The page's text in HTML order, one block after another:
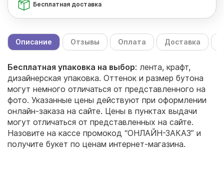
Бесплатная доставка
Описание Отзывы Оплата Доставка
Бесплатная упаковка на выбор: лента, крафт,
дизайнерская упаковка. Оттенок и размер бутона
могут немного отличаться от представленного на
фото. Указанные цены действуют при оформлении
онлайн-заказа на сайте. Цены в пунктах выдачи
могут отличаться от представленных на сайте.
Назовите на кассе промокод “ОНЛАЙН-ЗАКАЗ” и
получите букет по ценам интернет-магазина.